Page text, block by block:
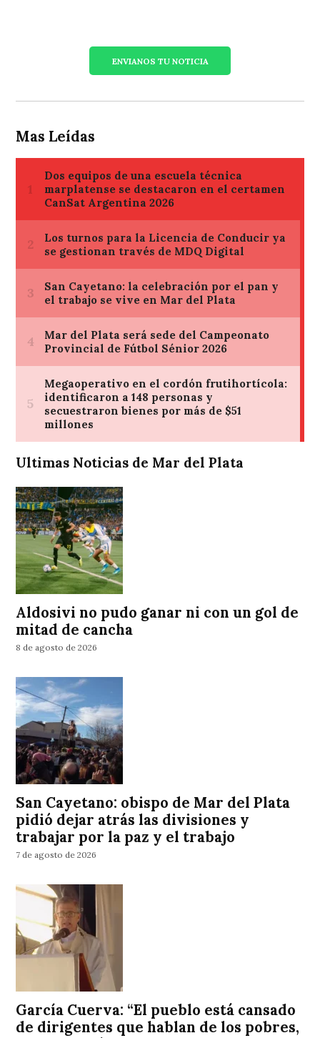
ENVIANOS TU NOTICIA
Mas Leídas
Ultimas Noticias de Mar del Plata
Aldosivi no pudo ganar ni con un gol de
mitad de cancha
8 de agosto de 2026
San Cayetano: obispo de Mar del Plata
pidió dejar atrás las divisiones y
trabajar por la paz y el trabajo
7 de agosto de 2026
García Cuerva: “El pueblo está cansado
de dirigentes que hablan de los pobres,